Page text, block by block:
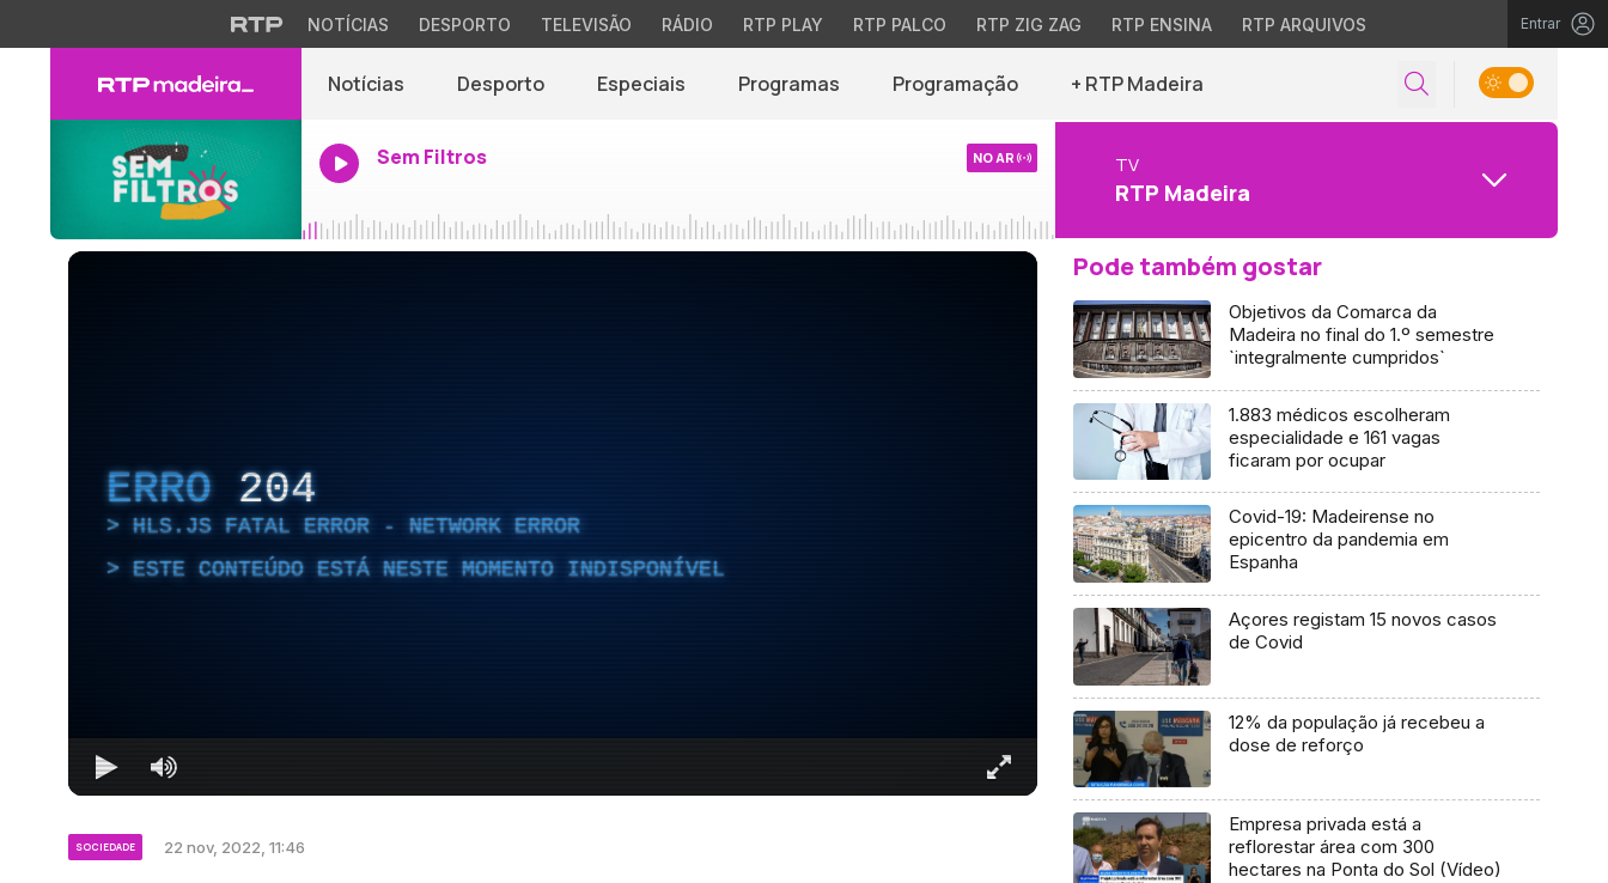
NOTÍCIAS DESPORTO TELEVISÃO RÁDIO RTP PLAY RTP PALCO RTP ZIG ZAG RTP ENSINA RTP ARQUIVOS Entrar
Notícias Desporto Especiais Programas Programação + RTP Madeira
Sem Filtros NO AR TV
RTP Madeira
ERRO 204
HLS.JS FATAL ERROR - NETWORK ERROR
ESTE CONTEÚDO ESTÁ NESTE MOMENTO INDISPONÍVEL
SOCIEDADE 22 nov, 2022, 11:46
Pode também gostar
Objetivos da Comarca da
Madeira no final do 1.º semestre
`integralmente cumpridos`
1.883 médicos escolheram
especialidade e 161 vagas
ficaram por ocupar
Covid-19: Madeirense no
epicentro da pandemia em
Espanha
Açores registam 15 novos casos
de Covid
12% da população já recebeu a
dose de reforço
Empresa privada está a
reflorestar área com 300
hectares na Ponta do Sol (Vídeo)